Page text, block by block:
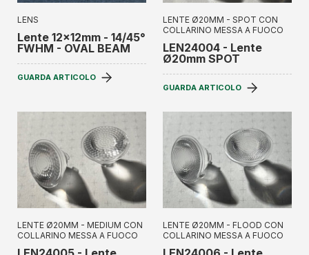
LENS
Lente 12x12mm - 14/45°
FWHM - OVAL BEAM
GUARDA ARTICOLO
LENTE Ø20MM - SPOT CON
COLLARINO MESSA A FUOCO
LEN24004 - Lente
Ø20mm SPOT
GUARDA ARTICOLO
LENTE Ø20MM - MEDIUM CON
COLLARINO MESSA A FUOCO
LENTE Ø20MM - FLOOD CON
COLLARINO MESSA A FUOCO